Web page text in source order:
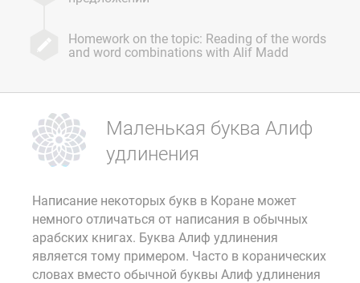
Homework on the topic: Reading of the words
and word combinations with Alif Madd
Маленькая буква Алиф
удлинения
Написание некоторых букв в Коране может
немного отличаться от написания в обычных
арабских книгах. Буква Алиф удлинения
является тому примером. Часто в коранических
словах вместо обычной буквы Алиф удлинения